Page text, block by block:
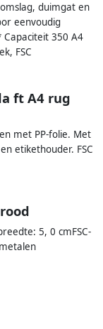
duimgat en
eenvoudig
350 A4
FSC
ft A4 rug
met PP-folie. Met
etikethouder. FSC
5, 0 cmFSC-